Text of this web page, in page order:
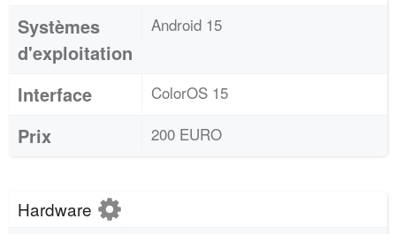
Systèmes
d'exploitation
Android 15
Interface ColorOS 15
Prix 200 EURO
Hardware